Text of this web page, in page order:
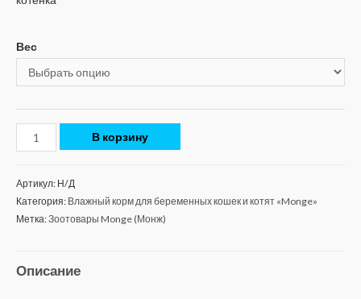
Вес
В корзину
Артикул: Н/Д
Категория: Влажный корм для беременных кошек и котят «Monge»
Метка:Зоотовары Monge (Монж)
Описание